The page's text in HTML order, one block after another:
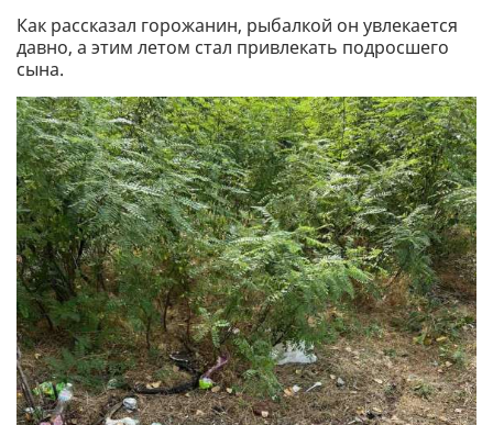
Как рассказал горожанин, рыбалкой он увлекается
давно, а этим летом стал привлекать подросшего
сына.